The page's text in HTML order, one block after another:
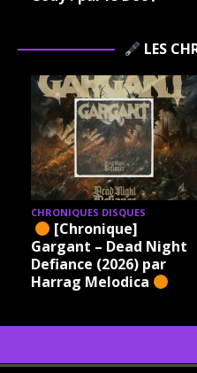
LES
CHRONIQUES DISQUES
[Chronique]
Gargant – Dead Night
Defiance (2026) par
Harrag Melodica